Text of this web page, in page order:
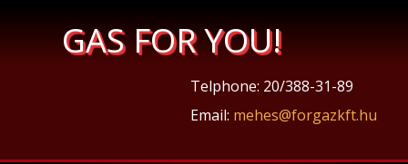
GAS FOR YOU!
Telphone: 20/388-31-89
Email: mehes@forgazkft.hu